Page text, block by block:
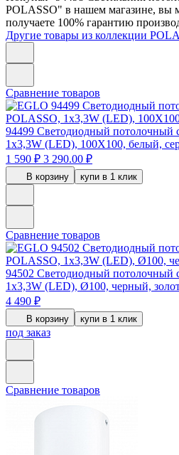
POLASSO" в нашем магазине, вы
получаете 100% гарантию
Другие товары из коллекции
Сравнение товаров
94499 Светодиодный потолочный
1х3,3W (LED), 100X100, белый,
1 590 ₽ 3 290.00 ₽
В корзину купи в 1 клик
Сравнение товаров
94502 Светодиодный потолочный
1х3,3W (LED), Ø100, черный,
4 490 ₽
В корзину купи в 1 клик
под заказ
Сравнение товаров